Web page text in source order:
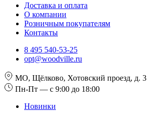
Доставка и оплата
О компании
Розничным покупателям
Контакты
8 495 540-53-25
opt@woodville.ru
МО, Щёлково, Хотовский проезд, д. 3
Пн-Пт — с 9:00 до 18:00
Новинки